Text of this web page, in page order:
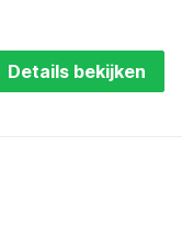
Details bekijken